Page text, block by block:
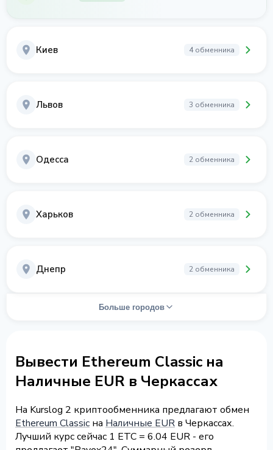
Киев 4 обменника
Львов 3 обменника
Одесса 2 обменника
Харьков 2 обменника
Днепр 2 обменника
Больше городов
Вывести Ethereum Classic на
Наличные EUR в Черкассах
На Kurslog 2 криптообменника предлагают обмен
Ethereum Classic на Наличные EUR в Черкассах.
Лучший курс сейчас 1 ETC = 6.04 EUR - его